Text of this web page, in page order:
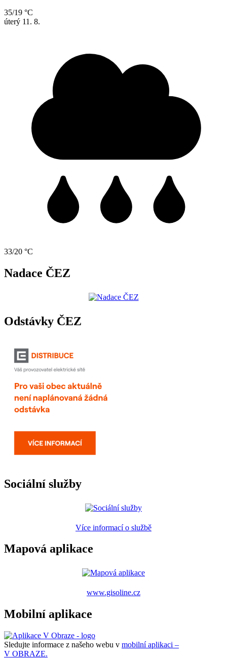
35/19 °C
úterý 11. 8.
33/20 °C
Nadace ČEZ
Odstávky ČEZ
Sociální služby
Více informací o službě
Mapová aplikace
www.gisoline.cz
Mobilní aplikace
Sledujte informace z našeho webu v mobilní aplikaci –
V OBRAZE.